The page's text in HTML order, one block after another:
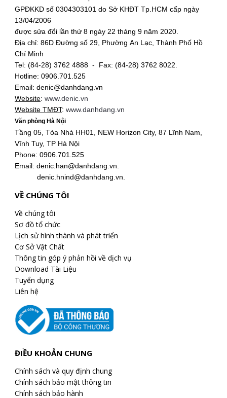
GPĐKKD số 0304303101 do Sở KHĐT Tp.HCM cấp ngày
13/04/2006
được sửa đổi lần thứ 8 ngày 22 tháng 9 năm 2020.
Địa chỉ: 86D Đường số 29, Phường An Lạc, Thành Phố Hồ
Chí Minh
Tel: (84-28) 3762 4888 - Fax: (84-28) 3762 8022.
Hotline: 0906.701.525
Email: denic@danhdang.vn
Website: www.denic.vn
Website TMĐT: www.danhdang.vn
Văn phòng Hà Nội
Tầng 05, Tòa Nhà HH01, NEW Horizon City, 87 Lĩnh Nam,
Vĩnh Tuy, TP Hà Nội
Phone: 0906.701.525
Email: denic.han@danhdang.vn.
denic.hnind@danhdang.vn.
VỀ CHÚNG TÔI
Về chúng tôi
Sơ đồ tổ chức
Lịch sử hình thành và phát triển
Cơ Sở Vật Chất
Thông tin góp ý phản hồi về dịch vụ
Download Tài Liệu
Tuyển dụng
Liên hệ
ĐIỀU KHOẢN CHUNG
Chính sách và quy định chung
Chính sách bảo mật thông tin
Chính sách bảo hành